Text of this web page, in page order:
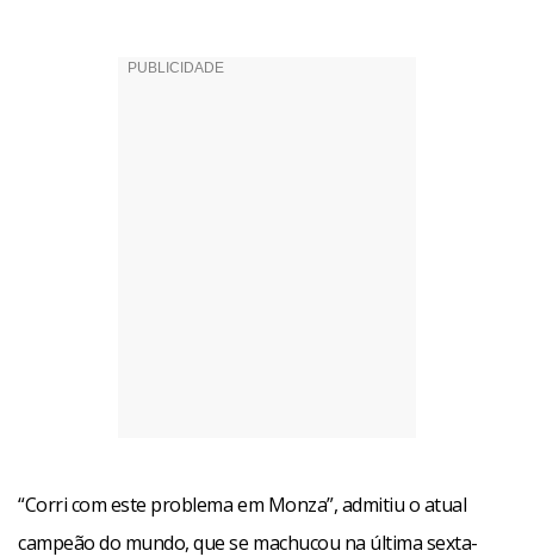
“Corri com este problema em Monza”, admitiu o atual
campeão do mundo, que se machucou na última sexta-